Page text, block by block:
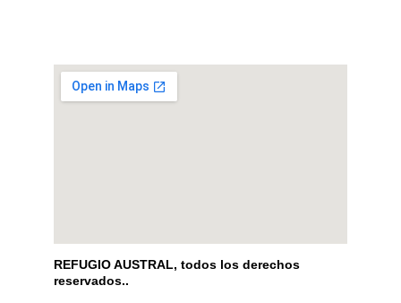
REFUGIO AUSTRAL, todos los derechos
reservados..